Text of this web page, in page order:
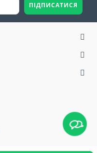
ПІДПИСАТИСЯ